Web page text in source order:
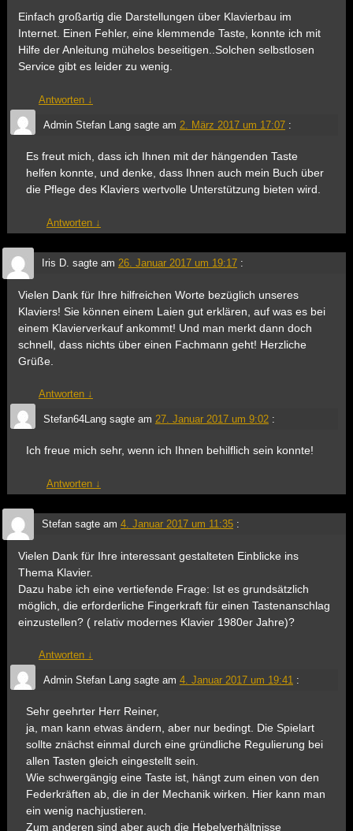
Einfach großartig die Darstellungen über Klavierbau im
Internet. Einen Fehler, eine klemmende Taste, konnte ich mit
Hilfe der Anleitung mühelos beseitigen..Solchen selbstlosen
Service gibt es leider zu wenig.
Antworten ↓
Admin Stefan Langsagte am 2. März 2017 um 17:07 :
Es freut mich, dass ich Ihnen mit der hängenden Taste
helfen konnte, und denke, dass Ihnen auch mein Buch über
die Pflege des Klaviers wertvolle Unterstützung bieten wird.
Antworten ↓
Iris D. sagte am 26. Januar 2017 um 19:17 :
Vielen Dank für Ihre hilfreichen Worte bezüglich unseres
Klaviers! Sie können einem Laien gut erklären, auf was es bei
einem Klavierverkauf ankommt! Und man merkt dann doch
schnell, dass nichts über einen Fachmann geht! Herzliche
Grüße.
Antworten ↓
Stefan64Langsagte am 27. Januar 2017 um 9:02 :
Ich freue mich sehr, wenn ich Ihnen behilflich sein konnte!
Antworten ↓
Stefansagte am 4. Januar 2017 um 11:35 :
Vielen Dank für Ihre interessant gestalteten Einblicke ins
Thema Klavier.
Dazu habe ich eine vertiefende Frage: Ist es grundsätzlich
möglich, die erforderliche Fingerkraft für einen Tastenanschlag
einzustellen? ( relativ modernes Klavier 1980er Jahre)?
Antworten ↓
Admin Stefan Langsagte am 4. Januar 2017 um 19:41 :
Sehr geehrter Herr Reiner,
ja, man kann etwas ändern, aber nur bedingt. Die Spielart
sollte znächst einmal durch eine gründliche Regulierung bei
allen Tasten gleich eingestellt sein.
Wie schwergängig eine Taste ist, hängt zum einen von den
Federkräften ab, die in der Mechanik wirken. Hier kann man
ein wenig nachjustieren.
Zum anderen sind aber auch die Hebelverhältnisse